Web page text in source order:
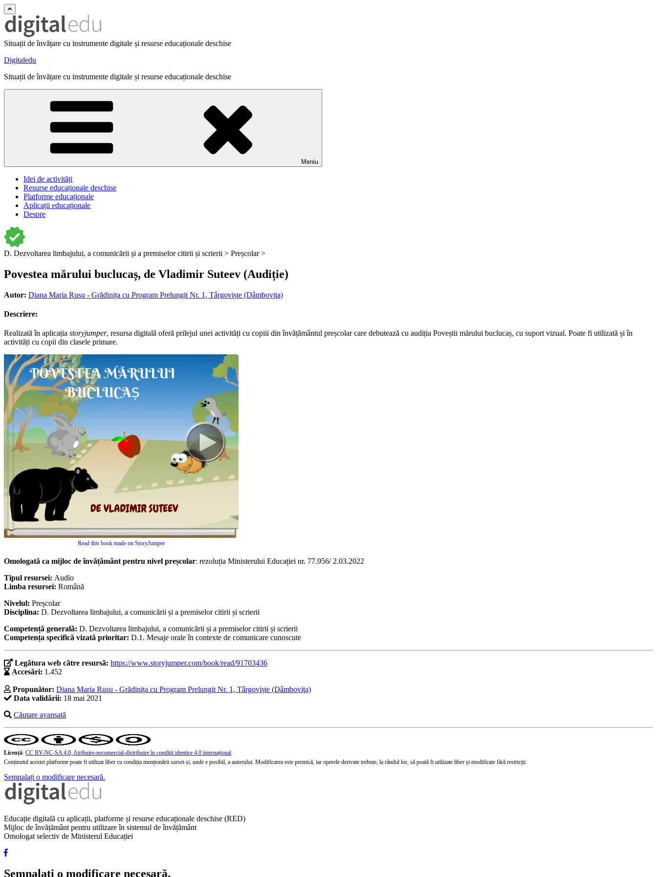
Situații de învățare cu instrumente digitale și resurse educaționale deschise
Digitaledu
Situații de învățare cu instrumente digitale și resurse educaționale deschise
Meniu
Idei de activități
Resurse educaționale deschise
Platforme educaționale
Aplicații educaționale
Despre
D. Dezvoltarea limbajului, a comunicării și a premiselor citirii și scrierii > Preșcolar >
Povestea mărului buclucaș, de Vladimir Suteev (Audiție)
Autor: Diana Maria Rusu - Grădinița cu Program Prelungit Nr. 1, Târgoviște (Dâmboviţa)
Descriere:
Realizată în aplicația storyjumper, resursa digitală oferă prilejul unei activități cu copiii din învățământul preșcolar care debutează cu audiția Poveștii mărului buclucaș, cu suport vizual. Poate fi utilizată și în
activități cu copii din clasele primare.
Read this book made on StoryJumper
Omologată ca mijloc de învățământ pentru nivel preșcolar: rezoluția Ministerului Educației nr. 77.956/ 2.03.2022
Tipul resursei: Audio
Limba resursei: Română
Nivelul: Preșcolar
Disciplina: D. Dezvoltarea limbajului, a comunicării și a premiselor citirii și scrierii
Competență generală: D. Dezvoltarea limbajului, a comunicării și a premiselor citirii și scrierii
Competența specifică vizată prioritar: D.1. Mesaje orale în contexte de comunicare cunoscute
Legătura web către resursă: https://www.storyjumper.com/book/read/91703436
Accesări: 1.452
Propunător: Diana Maria Rusu - Grădinița cu Program Prelungit Nr. 1, Târgoviște (Dâmboviţa)
Data validării: 18 mai 2021
Căutare avansată
Licență: CC BY-NC-SA 4.0, Atribuire-necomercial-distribuire în condiţii identice 4.0 internațional
Conținutul acestei platforme poate fi utilizat liber cu condiția menționării sursei și, unde e posibil, a autorului. Modificarea este permisă, iar operele derivate trebuie, la rândul lor, să poată fi utilizate liber și modificate fără restricții.
Semnalați o modificare necesară.
Educație digitală cu aplicații, platforme și resurse educaționale deschise (RED)
Mijloc de învățământ pentru utilizare în sistemul de învățământ
Omologat selectiv de Ministerul Educației
Semnalați o modificare necesară.